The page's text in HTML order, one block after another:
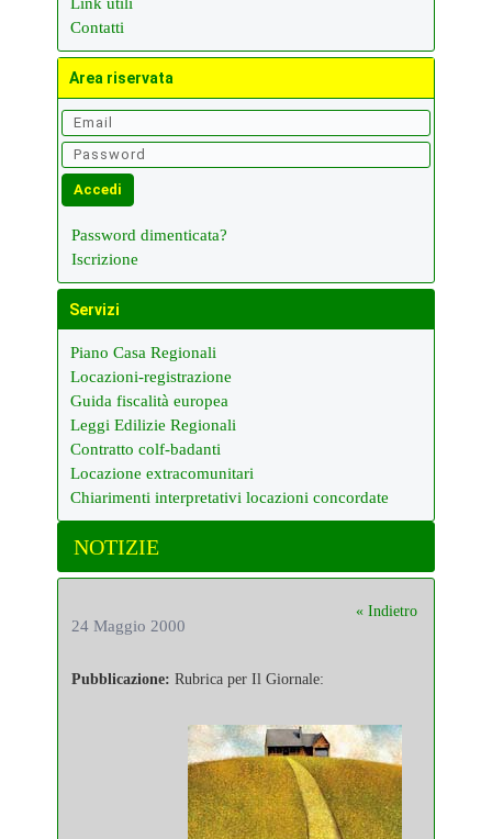
Contatti
Area riservata
Password dimenticata?
Iscrizione
Servizi
Piano Casa Regionali
Locazioni-registrazione
Guida fiscalità europea
Leggi Edilizie Regionali
Contratto colf-badanti
Locazione extracomunitari
Chiarimenti interpretativi locazioni concordate
NOTIZIE
« Indietro
24 Maggio 2000
Pubblicazione: Rubrica per Il Giornale: